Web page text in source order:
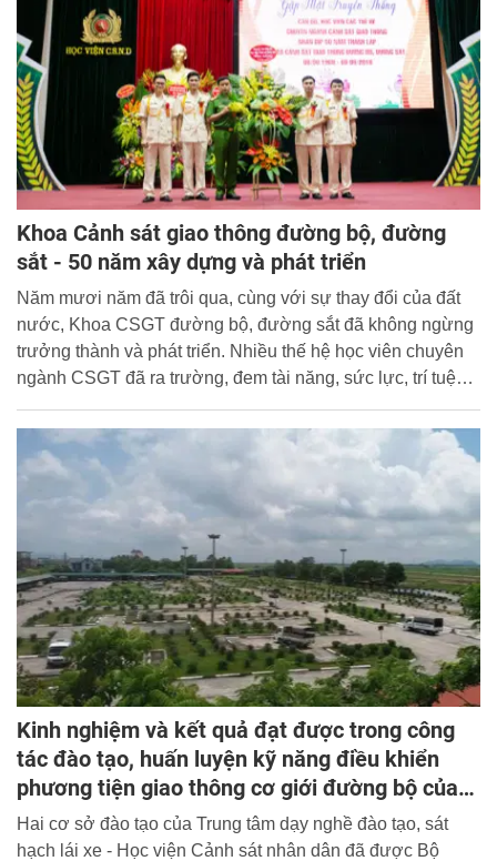
phương và yêu cầu hội nhập quốc tế trong tình hình mới.
Khoa Cảnh sát giao thông đường bộ, đường
sắt - 50 năm xây dựng và phát triển
Năm mươi năm đã trôi qua, cùng với sự thay đổi của đất
nước, Khoa CSGT đường bộ, đường sắt đã không ngừng
trưởng thành và phát triển. Nhiều thế hệ học viên chuyên
ngành CSGT đã ra trường, đem tài năng, sức lực, trí tuệ
Công an.
Kinh nghiệm và kết quả đạt được trong công
tác đào tạo, huấn luyện kỹ năng điều khiển
phương tiện giao thông cơ giới đường bộ của
Trung tâm dạy nghề, đào tạo, sát hạch lái xe -
Một số kiến nghị đề xuất
Hai cơ sở đào tạo của Trung tâm dạy nghề đào tạo, sát
hạch lái xe - Học viện Cảnh sát nhân dân đã được Bộ